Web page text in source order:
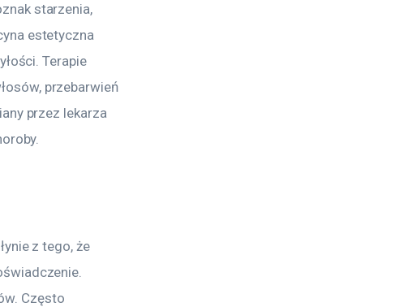
starzenia,
estetyczna
Terapie
przebarwień
przez lekarza
z tego, że
Często